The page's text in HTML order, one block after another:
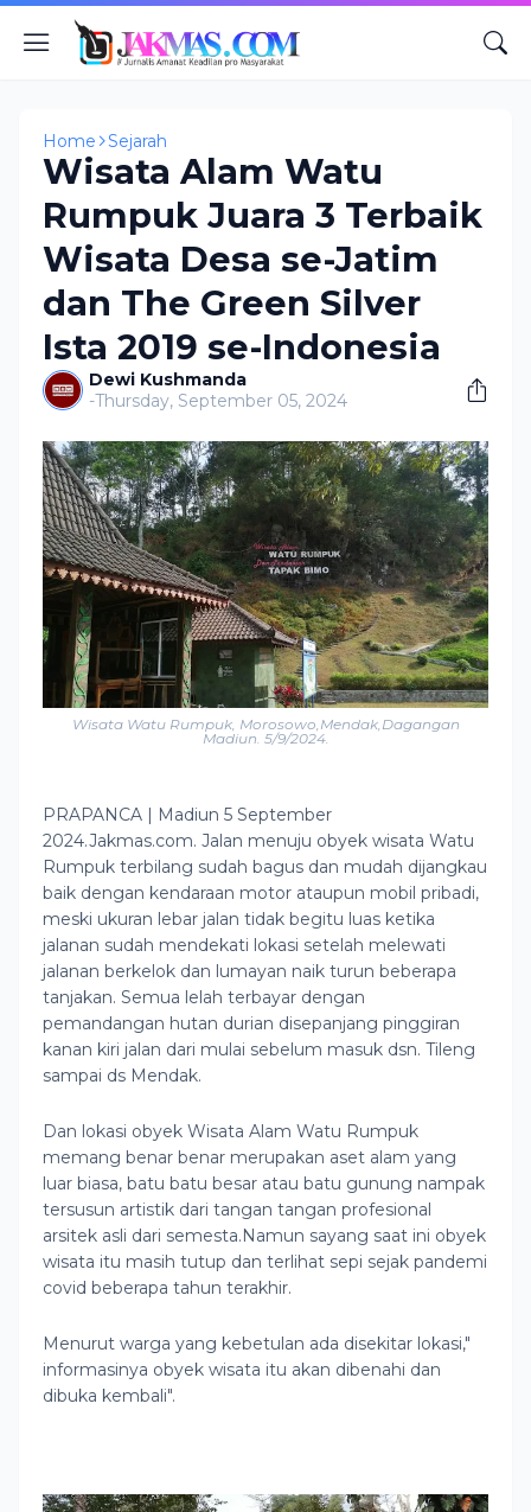
Home Sejarah
Wisata Alam Watu
Rumpuk Juara 3 Terbaik
Wisata Desa se-Jatim
dan The Green Silver
Ista 2019 se-Indonesia
Dewi Kushmanda
-Thursday, September 05, 2024
Wisata Watu Rumpuk, Morosowo,Mendak,Dagangan
Madiun. 5/9/2024.
PRAPANCA | Madiun 5 September
2024.Jakmas.com. Jalan menuju obyek wisata Watu
Rumpuk terbilang sudah bagus dan mudah dijangkau
baik dengan kendaraan motor ataupun mobil pribadi,
meski ukuran lebar jalan tidak begitu luas ketika
jalanan sudah mendekati lokasi setelah melewati
jalanan berkelok dan lumayan naik turun beberapa
tanjakan. Semua lelah terbayar dengan
pemandangan hutan durian disepanjang pinggiran
kanan kiri jalan dari mulai sebelum masuk dsn. Tileng
sampai ds Mendak.
Dan lokasi obyek Wisata Alam Watu Rumpuk
memang benar benar merupakan aset alam yang
luar biasa, batu batu besar atau batu gunung nampak
tersusun artistik dari tangan tangan profesional
arsitek asli dari semesta.Namun sayang saat ini obyek
wisata itu masih tutup dan terlihat sepi sejak pandemi
covid beberapa tahun terakhir.
Menurut warga yang kebetulan ada disekitar lokasi,"
informasinya obyek wisata itu akan dibenahi dan
dibuka kembali".